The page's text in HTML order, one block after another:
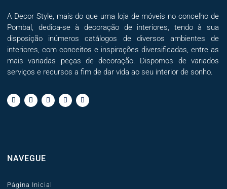
A Decor Style, mais do que uma loja de móveis no concelho de
Pombal, dedica-se à decoração de interiores, tendo à sua
disposição inúmeros catálogos de diversos ambientes de
interiores, com conceitos e inspirações diversificadas, entre as
mais variadas peças de decoração. Dispomos de variados
serviços e recursos a fim de dar vida ao seu interior de sonho.
NAVEGUE
Página Inicial